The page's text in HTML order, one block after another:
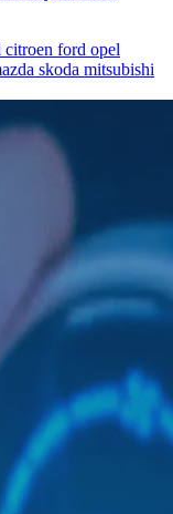
citroen ford opel
skoda mitsubishi